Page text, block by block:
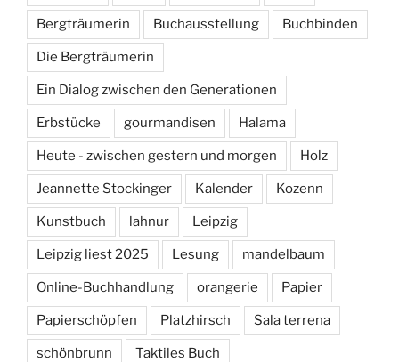
Bergträumerin Buchausstellung Buchbinden
Die Bergträumerin
Ein Dialog zwischen den Generationen
Erbstücke gourmandisen Halama
Heute - zwischen gestern und morgen Holz
Jeannette Stockinger Kalender Kozenn
Kunstbuch lahnur Leipzig
Leipzig liest 2025 Lesung mandelbaum
Online-Buchhandlung orangerie Papier
Papierschöpfen Platzhirsch Sala terrena
schönbrunn Taktiles Buch